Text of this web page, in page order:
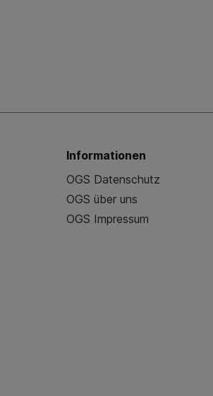
Informationen
OGS Datenschutz
OGS über uns
OGS Impressum